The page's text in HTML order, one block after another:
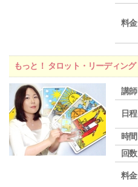
料金
もっと！ タロット・リーディング
講師
日程
時間
回数
料金